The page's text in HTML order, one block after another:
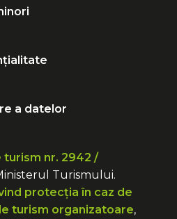
a datelor
turism nr. 2942 /
Turismului.
protecția în caz de
turism organizatoare,